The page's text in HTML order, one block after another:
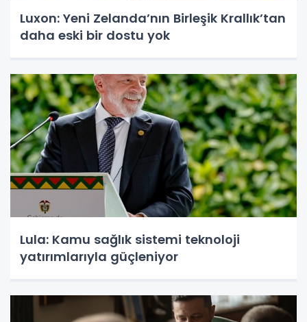
Luxon: Yeni Zelanda’nın Birleşik Krallık’tan
daha eski bir dostu yok
Lula: Kamu sağlık sistemi teknoloji
yatırımlarıyla güçleniyor